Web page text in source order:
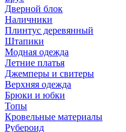
Дверной блок
Наличники
Плинтус деревянный
Штапики
Модная одежда
Летние платья
Джемперы и свитеры
Верхняя одежда
Брюки и юбки
Топы
Кровельные материалы
Рубероид